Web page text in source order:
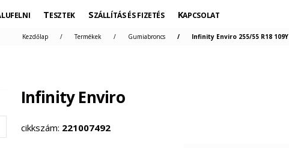
ALUFELNI TESZTEK SZÁLLÍTÁS ÉS FIZETÉS KAPCSOLAT
Kezdőlap Termékek Gumiabroncs Infinity Enviro 255/55 R18 109Y
Infinity Enviro
cikkszám: 221007492